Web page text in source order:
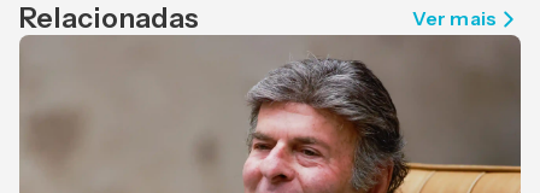
Relacionadas Ver mais